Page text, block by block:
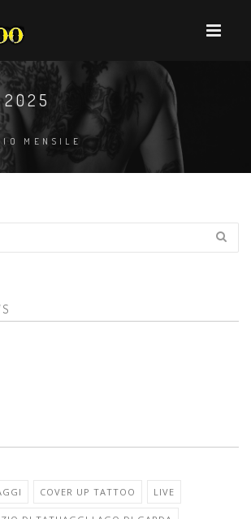
2025
MENSILE
COVER UP TATTOO LIVE